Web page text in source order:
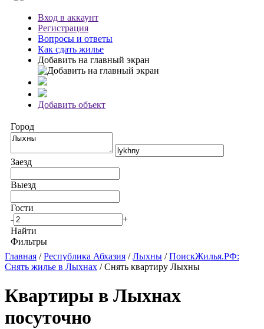
Вход в аккаунт
Регистрация
Вопросы и ответы
Как сдать жилье
Добавить на главный экран
Добавить объект
Город
Заезд
Выезд
Гости
-
+
Найти
Фильтры
Главная /Республика Абхазия /Лыхны /ПоискЖилья.РФ:
Снять жилье в Лыхнах / Снять квартиру Лыхны
Квартиры в Лыхнах
посуточно